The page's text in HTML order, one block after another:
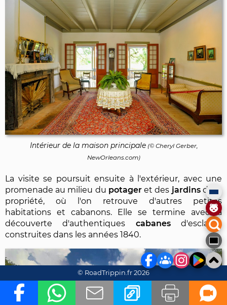
Intérieur de la maison principale(© Cheryl Gerber,
NewOrleans.com)
La visite se poursuit ensuite à l'extérieur, avec une
promenade au milieu du potageret des jardinsde la
propriété, où l'on retrouve d'autres petites
habitations et cabanons. Elle se termine avec la
découverte d'authentiques cabanesd'esclaves
construites dans les années 1840.
© RoadTrippin.fr 2026